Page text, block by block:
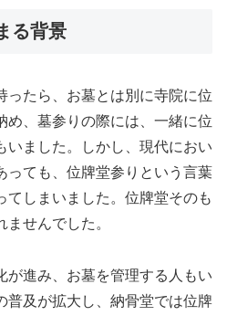
る背景
ったら、お墓とは別に寺院に位
め、墓参りの際には、一緒に位
いました。しかし、現代におい
っても、位牌堂参りという言葉
てしまいました。位牌堂そのも
せんでした。
が進み、お墓を管理する人もい
普及が拡大し、納骨堂では位牌